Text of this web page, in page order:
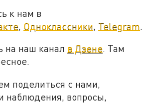
к нам в
Одноклассники Telegram
на наш канал в Дзене. Там
поделиться с нами,
наблюдения, вопросы,